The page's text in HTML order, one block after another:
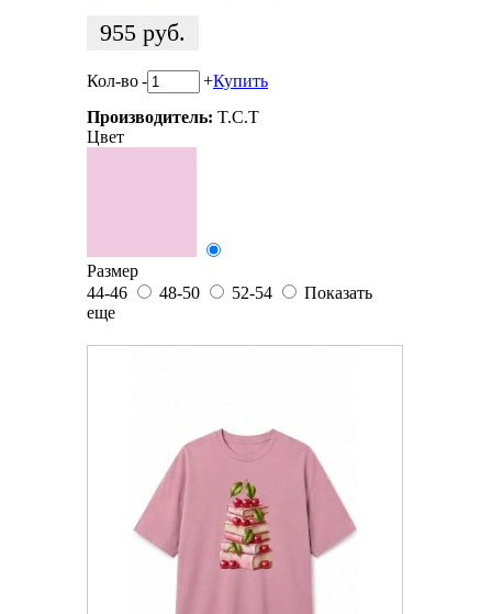
955 руб.
Кол-во- +Купить
Производитель: T.C.T
Цвет
Размер
44-46
48-50 52-54
Показать
еще